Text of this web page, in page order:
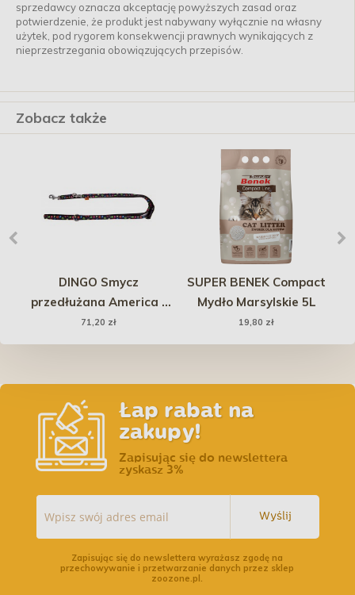
sprzedawcy oznacza akceptację powyższych zasad oraz
potwierdzenie, że produkt jest nabywany wyłącznie na własny
użytek, pod rygorem konsekwencji prawnych wynikających z
nieprzestrzegania obowiązujących przepisów.
Zobacz także
DINGO Smycz
przedłużana America -
Alabama 2 cm x 120-220
cm
71,20 zł
SUPER BENEK Compact
Mydło Marsylskie 5L
19,80 zł
Łap rabat na
zakupy!
Zapisując się do newslettera
zyskasz 3%
Wyślij
Zapisując się do newslettera wyrażasz zgodę na
przechowywanie i przetwarzanie danych przez sklep
zoozone.pl.